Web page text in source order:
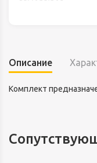
Описание
Комплект